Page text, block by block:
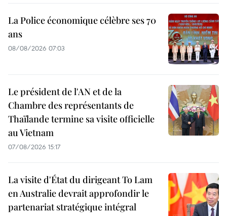
La Police économique célèbre ses 70
ans
08/08/2026 07:03
Le président de l'AN et de la
Chambre des représentants de
Thaïlande termine sa visite officielle
au Vietnam
07/08/2026 15:17
La visite d'État du dirigeant To Lam
en Australie devrait approfondir le
partenariat stratégique intégral